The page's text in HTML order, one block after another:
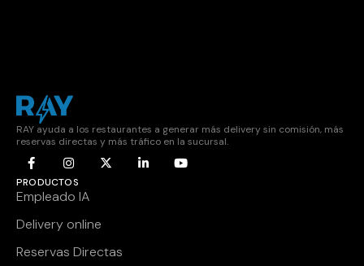
RAY ayuda a los restaurantes a generar más delivery sin comisión, más
reservas directas y más tráfico en la sucursal.
PRODUCTOS
Empleado IA
Delivery online
Reservas Directas